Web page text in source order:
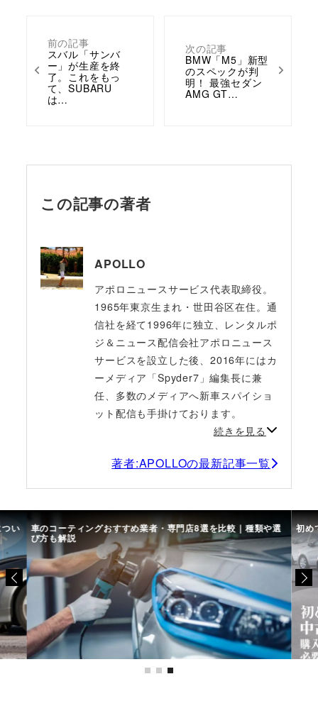
前の記事
スバル「サンバ
ー」が生産を終
了。これをもっ
て、SUBARU
は…
次の記事
BMW「M5」新型
のスペックが判
明！ 最強セダン
AMG GT…
この記事の著者
APOLLO
アポロニュースサービス代表取締役。
1965年東京生まれ・世田谷区在住。通
信社を経て1996年に独立、レンタルポ
ジ＆ニュース配信会社アポロニュース
サービスを設立した後、2016年にはカ
ーメディア「Spyder7」編集長に兼
任、多数のメディアへ新車スパイショ
ット配信も手掛けております。
続きを見る
著者:APOLLOの最新記事一覧
い 車のコーティングおすすめ業者・専門店8選を比較｜種類や選
び方も解説
初め